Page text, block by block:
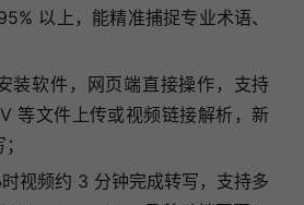
以上，能精准捕捉专业术语、
装软件，网页端直接操作，支持
等文件上传或视频链接解析，新
视频约 3 分钟完成转写，支持多